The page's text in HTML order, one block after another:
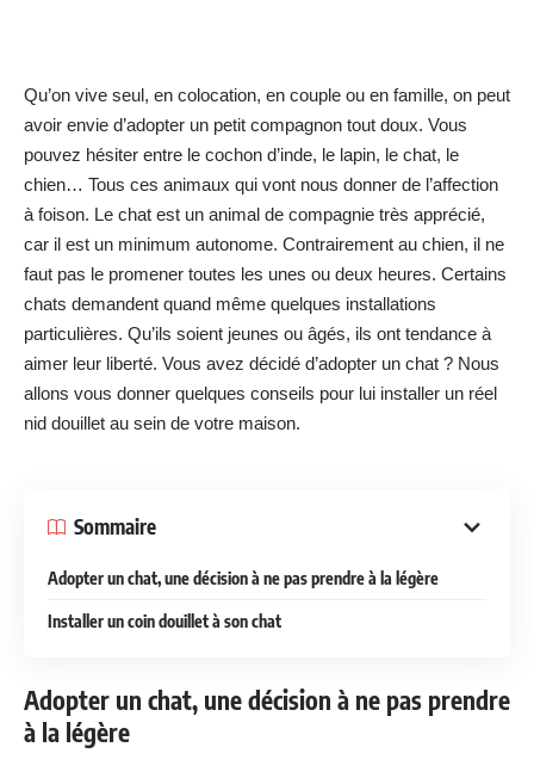
Qu’on vive seul, en colocation, en couple ou en famille, on peut
avoir envie d’adopter un petit compagnon tout doux. Vous
pouvez hésiter entre le cochon d’inde, le lapin, le chat, le
chien… Tous ces animaux qui vont nous donner de l’affection
à foison. Le chat est un animal de compagnie très apprécié,
car il est un minimum autonome. Contrairement au chien, il ne
faut pas le promener toutes les unes ou deux heures. Certains
chats demandent quand même quelques installations
particulières. Qu’ils soient jeunes ou âgés, ils ont tendance à
aimer leur liberté. Vous avez décidé d’adopter un chat ? Nous
allons vous donner quelques conseils pour lui installer un réel
nid douillet au sein de votre maison.
Sommaire
Adopter un chat, une décision à ne pas prendre à la légère
Installer un coin douillet à son chat
Adopter un chat, une décision à ne pas prendre
à la légère